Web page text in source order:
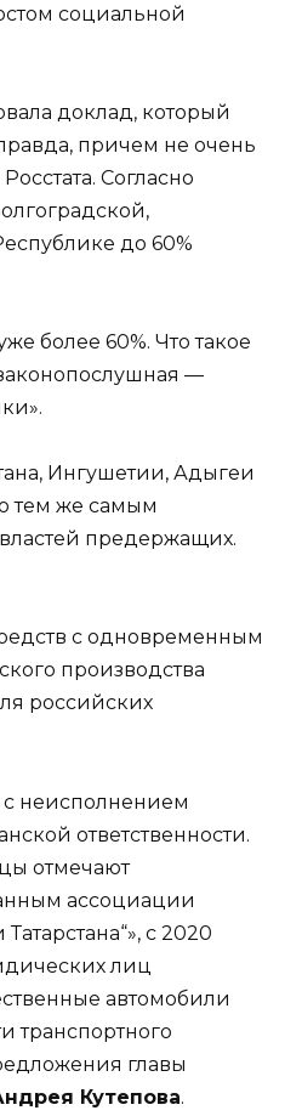
социальной
доклад, который
причем не очень
Согласно
до 60%
более 60%. Что такое
—
Ингушетии, Адыгеи
тем же самым
предержащих.
с одновременным
производства
российских
с неисполнением
ответственности.
отмечают
ассоциации
с 2020
лиц
автомобили
транспортного
главы
Кутепова.